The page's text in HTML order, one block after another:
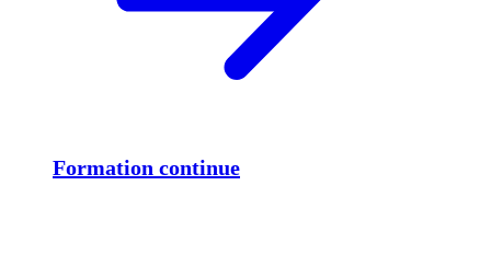
Formation continue